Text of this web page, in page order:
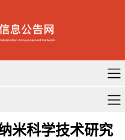
米科学技术研究